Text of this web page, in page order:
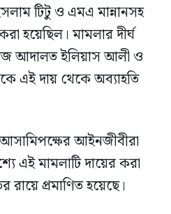
টিটু ও এমএ মান্নানসহ
হয়েছিল। মামলার দীর্ঘ
আজ আদালত ইলিয়াস আলী ও
এই দায় থেকে অব্যাহতি
আইনজীবীরা
এই মামলাটি দায়ের করা
প্রমাণিত হয়েছে।